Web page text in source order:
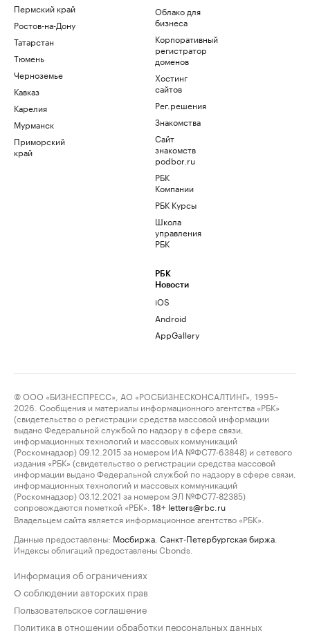
Пермский край
Ростов-на-Дону
Татарстан
Тюмень
Черноземье
Кавказ
Карелия
Мурманск
Приморский
край
Облако для
бизнеса
Корпоративный
регистратор
доменов
Хостинг
сайтов
Рег.решения
Знакомства
Сайт
знакомств
podbor.ru
РБК
Компании
РБК Курсы
Школа
управления
РБК
РБК
Новости
iOS
Android
AppGallery
© ООО «БИЗНЕСПРЕСС», АО «РОСБИЗНЕСКОНСАЛТИНГ», 1995–
2026. Сообщения и материалы информационного агентства «РБК»
(свидетельство о регистрации средства массовой информации
выдано Федеральной службой по надзору в сфере связи,
информационных технологий и массовых коммуникаций
(Роскомнадзор) 09.12.2015 за номером ИА №ФС77-63848) и сетевого
издания «РБК» (свидетельство о регистрации средства массовой
информации выдано Федеральной службой по надзору в сфере связи,
информационных технологий и массовых коммуникаций
(Роскомнадзор) 03.12.2021 за номером ЭЛ №ФС77-82385)
сопровождаются пометкой «РБК».
18+ letters@rbc.ru
Владельцем сайта является информационное агентство «РБК».
Данные предоставлены: Мосбиржа Санкт-Петербургская биржа
Индексы облигаций предоставлены Cbonds.
Информация об ограничениях
О соблюдении авторских прав
Пользовательское соглашение
Политика в отношении обработки персональных данных